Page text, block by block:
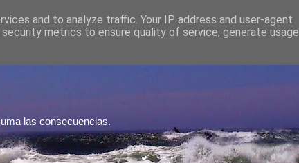
las consecuencias.
and to analyze traffic. Your IP address and user-agent
metrics to ensure quality of service, generate usage